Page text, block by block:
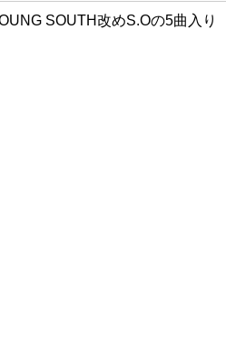
SOUTH改めS.Oの5曲入り